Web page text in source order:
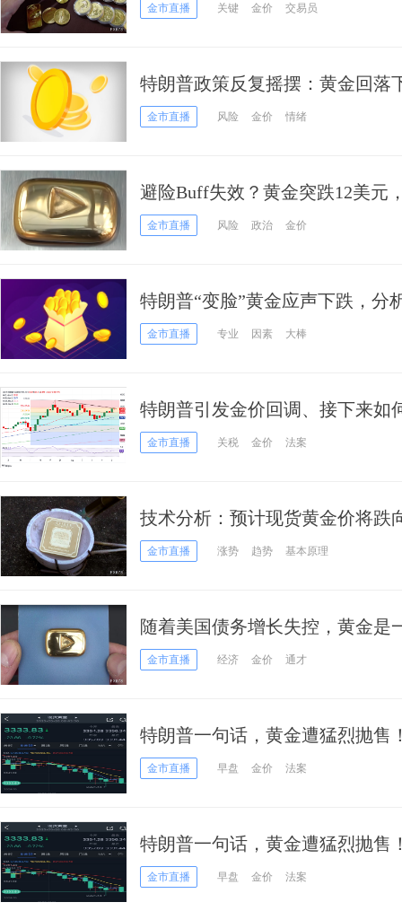
金市直播 关键 金价 交易员
特朗普政策反复摇摆：黄金回落
险信号
金市直播 风险 金价 情绪
避险Buff失效？黄金突跌12美元
点”？
金市直播 风险 政治 金价
特朗普“变脸”黄金应声下跌，分
涨金市直播 专业 因素 大棒
特朗普引发金价回调、接下来如
师最新金价技术分析
金市直播 关税 金价 法案
技术分析：预计现货黄金价将跌
金市直播 涨势 趋势 基本原理
随着美国债务增长失控，黄金是
金市直播 经济 金价 通才
特朗普一句话，黄金遭猛烈抛售
元 盯住这些支撑和阻力
金市直播 早盘 金价 法案
特朗普一句话，黄金遭猛烈抛售
盯住这些支撑和阻力
金市直播 早盘 金价 法案